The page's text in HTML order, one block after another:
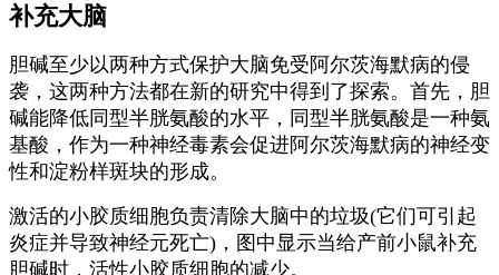
补充大脑
胆碱至少以两种方式保护大脑免受阿尔茨海默病的侵
袭，这两种方法都在新的研究中得到了探索。首先，胆
碱能降低同型半胱氨酸的水平，同型半胱氨酸是一种氨
基酸，作为一种神经毒素会促进阿尔茨海默病的神经变
性和淀粉样斑块的形成。
激活的小胶质细胞负责清除大脑中的垃圾(它们可引起
炎症并导致神经元死亡)，图中显示当给产前小鼠补充
胆碱时，活性小胶质细胞的减少。